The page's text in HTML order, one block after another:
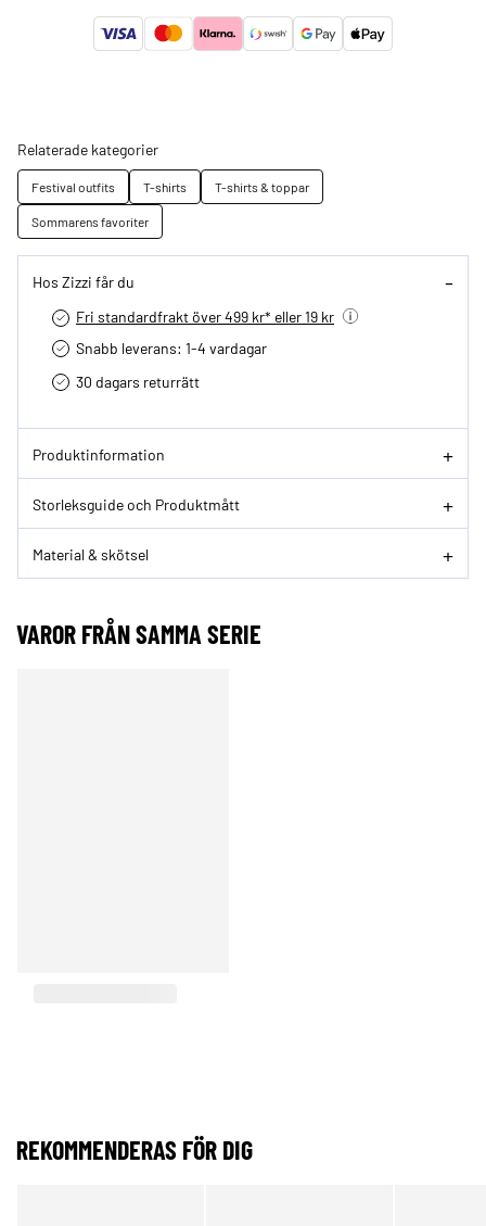
Relaterade kategorier
Festival outfits T-shirts
T-shirts & toppar
Sommarens favoriter
Hos Zizzi får du
Fri standardfrakt över 499 kr* eller 19 kr
Snabb leverans: 1-4 vardagar
30 dagars returrätt­
Produktinformation
Storleksguide och Produktmått
Material & skötsel
VAROR FRÅN SAMMA SERIE
REKOMMENDERAS FÖR DIG